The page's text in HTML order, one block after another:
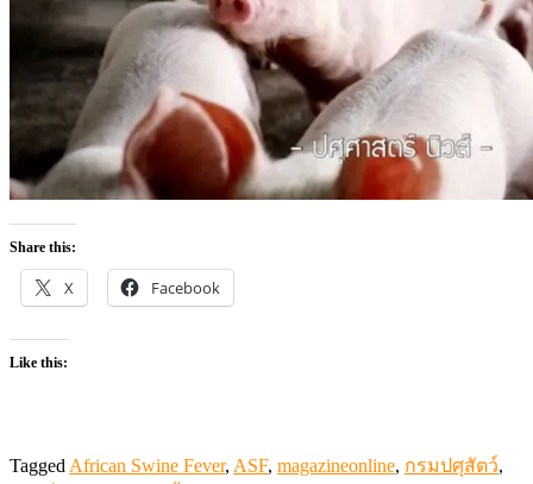
Share this:
X Facebook
Like this:
Tagged African Swine Fever, ASF, magazineonline, กรมปศุสัตว์,